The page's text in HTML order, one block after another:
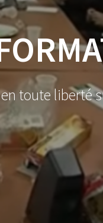
toute liberté